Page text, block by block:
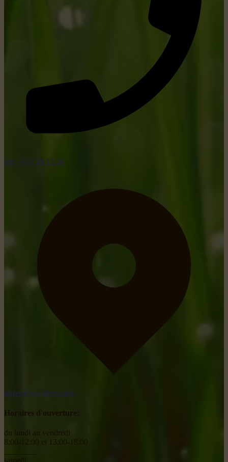
tel: +352 26 15 26
obtenir un itinéraire
Horaires d'ouverture:
du lundi au vendredi
8:00-12:00 et 13:00-18:00
samedi